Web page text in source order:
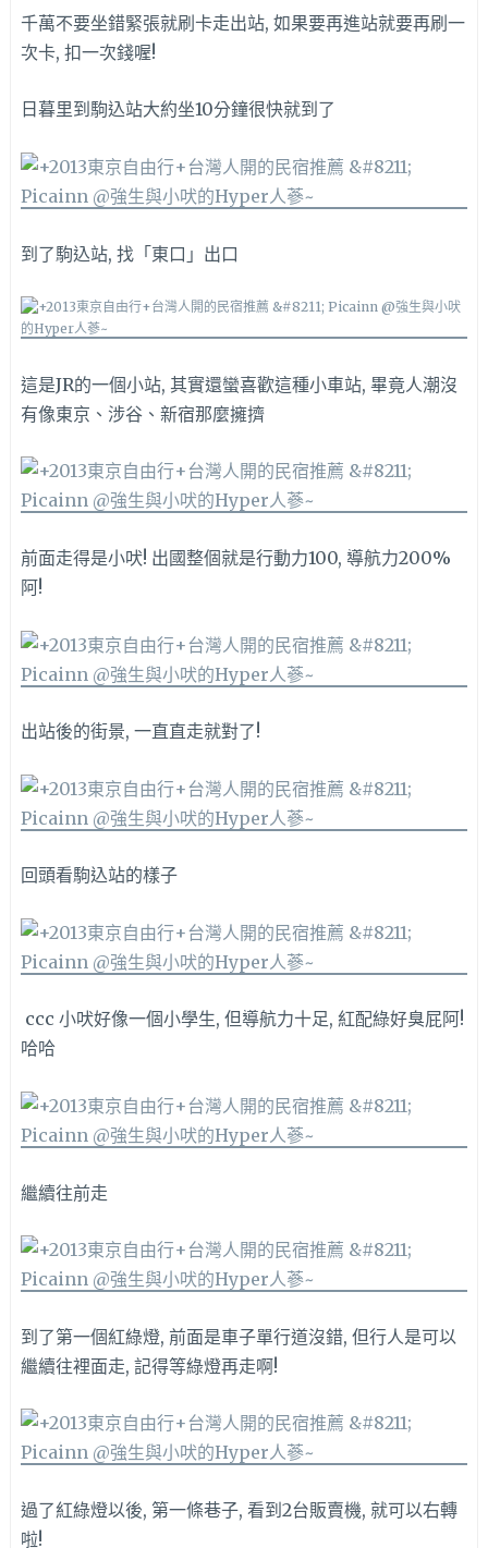
千萬不要坐錯緊張就刷卡走出站, 如果要再進站就要再刷一
次卡, 扣一次錢喔!
日暮里到駒込站大約坐10分鐘很快就到了
到了駒込站, 找「東口」出口
這是JR的一個小站, 其實還蠻喜歡這種小車站, 畢竟人潮沒
有像東京、涉谷、新宿那麼擁擠
前面走得是小吠! 出國整個就是行動力100, 導航力200%
阿!
出站後的街景, 一直直走就對了!
回頭看駒込站的樣子
ccc 小吠好像一個小學生, 但導航力十足, 紅配綠好臭屁阿!
哈哈
繼續往前走
到了第一個紅綠燈, 前面是車子單行道沒錯, 但行人是可以
繼續往裡面走, 記得等綠燈再走啊!
過了紅綠燈以後, 第一條巷子, 看到2台販賣機, 就可以右轉
啦!